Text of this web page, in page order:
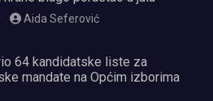
Aida Seferović
64 kandidatske liste za
mandate na Općim izborima